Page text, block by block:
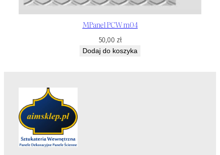
MPanel PCW m04
50,00 zł
Dodaj do koszyka